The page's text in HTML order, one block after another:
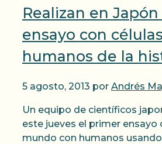
Realizan en
ensayo con
humanos de la
5 agosto, 2013 por Andrés
Un equipo de científicos
este jueves el primer ensayo
mundo con humanos